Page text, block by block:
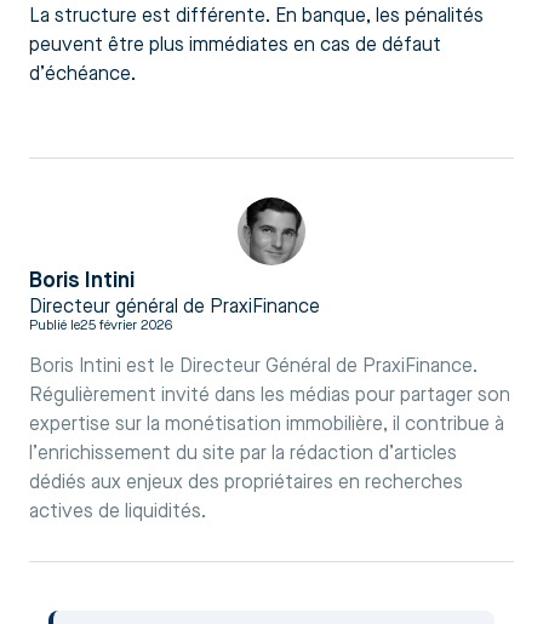
La structure est différente. En banque, les pénalités
peuvent être plus immédiates en cas de défaut
d’échéance.
Boris Intini
Directeur général de PraxiFinance
Publié le25 février 2026
Boris Intini est le Directeur Général de PraxiFinance.
Régulièrement invité dans les médias pour partager son
expertise sur la monétisation immobilière, il contribue à
l’enrichissement du site par la rédaction d’articles
dédiés aux enjeux des propriétaires en recherches
actives de liquidités.